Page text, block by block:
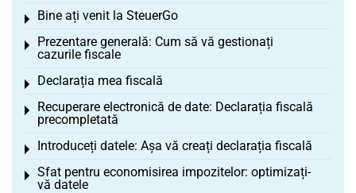
Bine ați venit la SteuerGo
Toggle menu
Prezentare generală: Cum să vă gestionați
cazurile fiscale
Toggle menu
Declarația mea fiscală
Toggle menu
Recuperare electronică de date: Declarația fiscală
precompletată
Toggle menu
Introduceți datele: Așa vă creați declarația fiscală
Toggle menu
Sfat pentru economisirea impozitelor: optimizați-
vă datele
Toggle menu